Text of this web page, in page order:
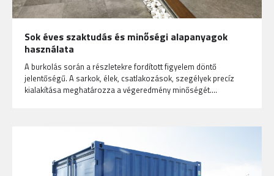
Sok éves szaktudás és minőségi alapanyagok
használata
A burkolás során a részletekre fordított figyelem döntő
jelentőségű. A sarkok, élek, csatlakozások, szegélyek precíz
kialakítása meghatározza a végeredmény minőségét.…